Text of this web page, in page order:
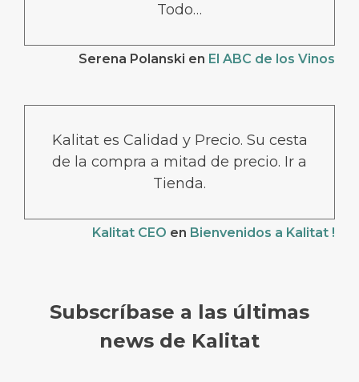
Todo…
Serena Polanski en El ABC de los Vinos
Kalitat es Calidad y Precio. Su cesta
de la compra a mitad de precio. Ir a
Tienda.
Kalitat CEO en Bienvenidos a Kalitat !
Subscríbase a las últimas
news de Kalitat